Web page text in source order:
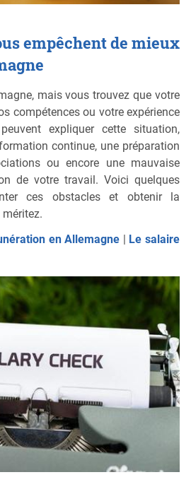
empêchent de mieux
mais vous trouvez que votre
compétences ou votre expérience
expliquer cette situation,
continue, une préparation
ou encore une mauvaise
de votre travail. Voici quelques
ces obstacles et obtenir la
en Allemagne | Le salaire